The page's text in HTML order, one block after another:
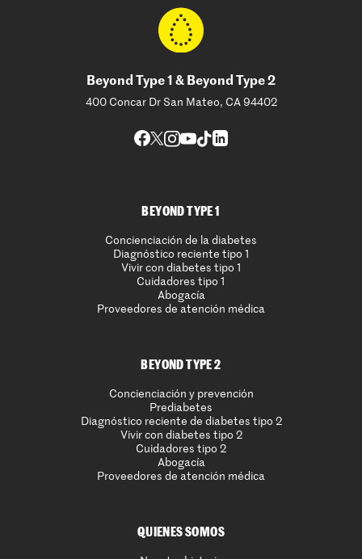
Beyond Type 1 & Beyond Type 2
400 Concar Dr San Mateo, CA 94402
BEYOND TYPE 1
Concienciación de la diabetes
Diagnóstico reciente tipo 1
Vivir con diabetes tipo 1
Cuidadores tipo 1
Abogacía
Proveedores de atención médica
BEYOND TYPE 2
Concienciación y prevención
Prediabetes
Diagnóstico reciente de diabetes tipo 2
Vivir con diabetes tipo 2
Cuidadores tipo 2
Abogacía
Proveedores de atención médica
QUIENES SOMOS